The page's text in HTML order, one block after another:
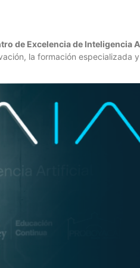
de Excelencia de Inteligencia
la formación especializada